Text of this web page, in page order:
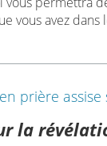
vous avez
la